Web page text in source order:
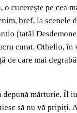
cucerește pe cea
bref, la scenele
(tatăl
curat. Othello,
de care mai
mărturie. Îl
să nu vă pripiți.